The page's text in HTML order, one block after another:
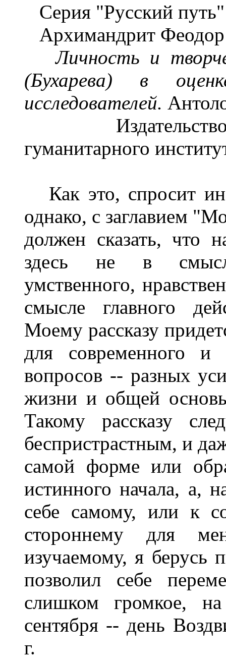
Серия "Русский путь"
Архимандрит
Личность и
(Бухарева) в
исследователей.
Издательство
гуманитарного
Как это, спросит
однако, с заглавием
должен сказать, что
здесь не в
умственного,
смысле главного
Моему рассказу
для современного и
вопросов -- разных
жизни и общей
Такому рассказу
беспристрастным, и
самой форме или
истинного начала, а,
себе самому, или к
стороннему для
изучаемому, я берусь
позволил себе
слишком громкое,
сентября -- день
г.